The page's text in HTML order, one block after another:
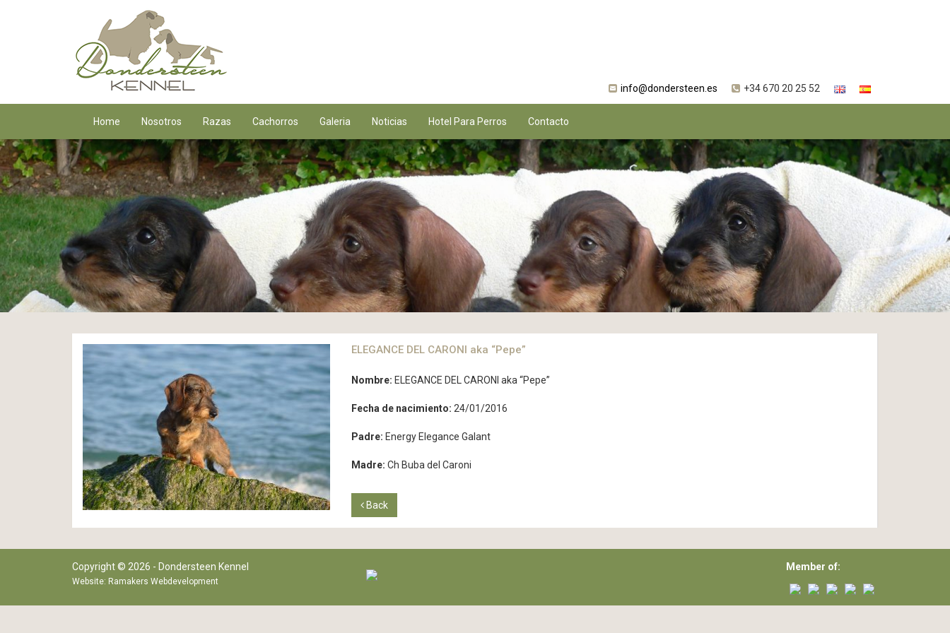
info@dondersteen.es +34 670 20 25 52
Home Nosotros Razas Cachorros Galeria Noticias Hotel Para Perros Contacto
••••• ELEGANCE DEL CARONI aka “Pepe”
Nombre: ELEGANCE DEL CARONI aka “Pepe”
Fecha de nacimiento: 24/01/2016
Padre: Energy Elegance Galant
Madre: Ch Buba del Caroni
Back
Copyright © 2026 - Dondersteen Kennel
Website: Ramakers Webdevelopment
Member of: